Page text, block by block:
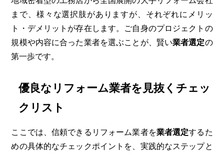
まで、様々な選択肢がありますが、それぞれにメリッ
ト・デメリットが存在します。ご自身のプロジェクトの
規模や内容に合った業者を選ぶことが、賢い業者選定の
第一歩です。
優良なリフォーム業者を見抜くチェッ
クリスト
ここでは、信頼できるリフォーム業者を業者選定するた
めの具体的なチェックポイントを、実践的なステップと